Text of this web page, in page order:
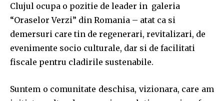
Clujul ocupa o pozitie de leader in galeria
“Oraselor Verzi” din Romania – atat ca si
demersuri care tin de regenerari, revitalizari, de
evenimente socio culturale, dar si de facilitati
fiscale pentru cladirile sustenabile.
Suntem o comunitate deschisa, vizionara, care am